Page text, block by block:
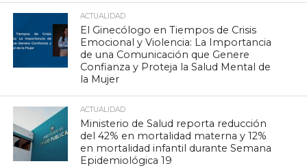
ACTUALIDAD
El Ginecólogo en Tiempos de Crisis
Emocional y Violencia: La Importancia
de una Comunicación que Genere
Confianza y Proteja la Salud Mental de
la Mujer
ACTUALIDAD
Ministerio de Salud reporta reducción
del 42% en mortalidad materna y 12%
en mortalidad infantil durante Semana
Epidemiológica 19